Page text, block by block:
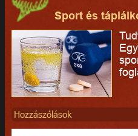
Sport és
Hozzászólások